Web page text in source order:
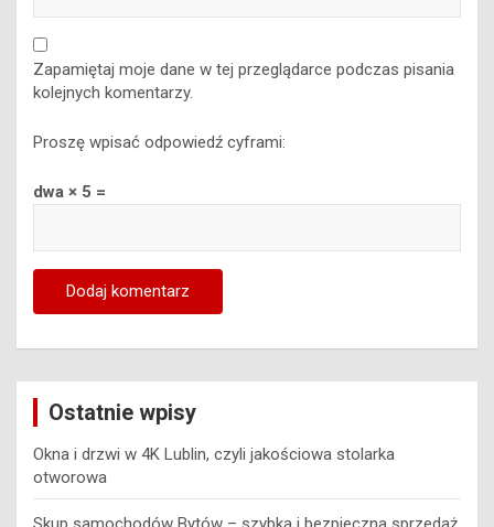
Zapamiętaj moje dane w tej przeglądarce podczas pisania
kolejnych komentarzy.
Proszę wpisać odpowiedź cyframi:
dwa × 5 =
Ostatnie wpisy
Okna i drzwi w 4K Lublin, czyli jakościowa stolarka
otworowa